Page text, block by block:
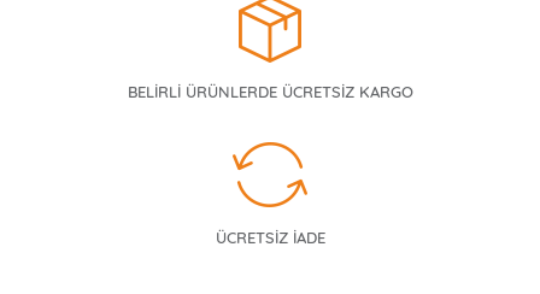
BELİRLİ ÜRÜNLERDE ÜCRETSİZ KARGO
ÜCRETSİZ İADE